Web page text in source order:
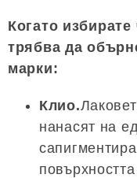
Когато
трябва да
марки:
Клио.
нанасят на